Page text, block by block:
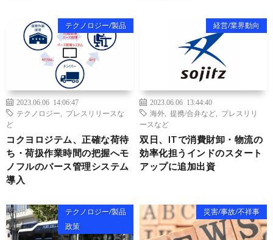
テクノロジー/製品
2023.06.06 14:06:47
テクノロジー
プレスリリースな
ど
コクヨロジテム、正確な荷待
ち・荷扱作業時間の把握へモ
ノフルのバース管理システム
導入
経営/業界動向
2023.06.06 13:44:40
海外
提携/合弁など
プレスリリ
ースなど
双日、ITで消費財卸・物流の
効率化担うインドのスタート
アップに追加出資
テクノロジー/製品
政策
災害/事故/不祥事